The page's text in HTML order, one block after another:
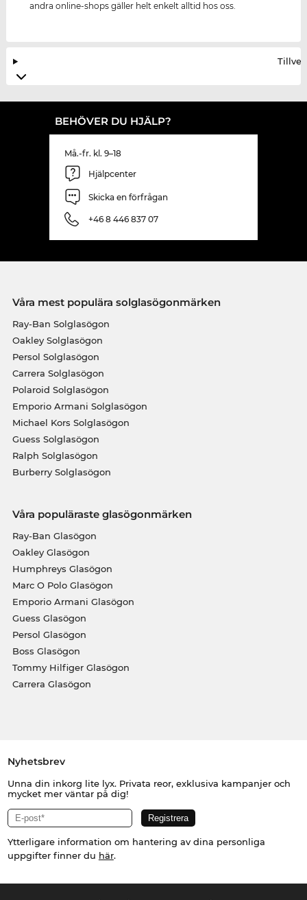
andra online-shops gäller helt enkelt alltid hos oss.
BEHÖVER DU HJÄLP?
Må.-fr. kl. 9–18
Hjälpcenter
Skicka en förfrågan
+46 8 446 837 07
Våra mest populära solglasögonmärken
Ray-Ban Solglasögon
Oakley Solglasögon
Persol Solglasögon
Carrera Solglasögon
Polaroid Solglasögon
Emporio Armani Solglasögon
Michael Kors Solglasögon
Guess Solglasögon
Ralph Solglasögon
Burberry Solglasögon
Våra populäraste glasögonmärken
Ray-Ban Glasögon
Oakley Glasögon
Humphreys Glasögon
Marc O Polo Glasögon
Emporio Armani Glasögon
Guess Glasögon
Persol Glasögon
Boss Glasögon
Tommy Hilfiger Glasögon
Carrera Glasögon
Nyhetsbrev
Unna din inkorg lite lyx. Privata reor, exklusiva kampanjer och
mycket mer väntar på dig!
Ytterligare information om hantering av dina personliga
uppgifter finner du här.